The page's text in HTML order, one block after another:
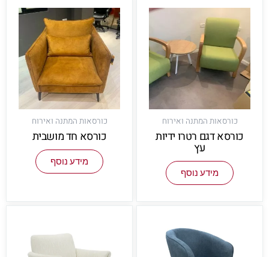
כורסאות המתנה ואירוח
כורסא דגם רטרו ידיות
עץ
מידע נוסף
כורסאות המתנה ואירוח
כורסא חד מושבית
מידע נוסף